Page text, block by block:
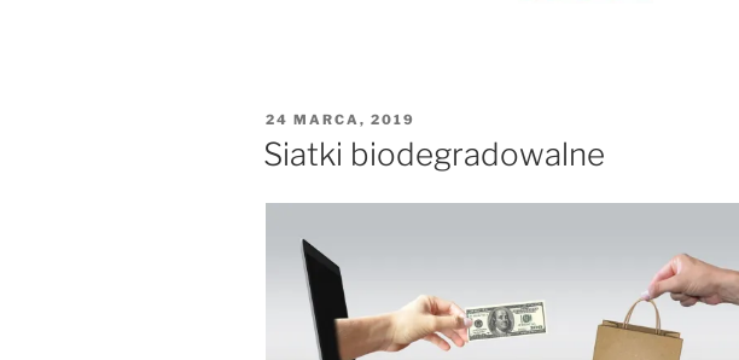
OPUBLIKOWANE
24 MARCA, 2019
Siatki biodegradowalne